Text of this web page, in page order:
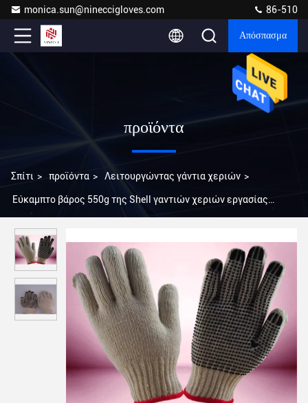
monica.sun@nineccigloves.com 86-510
Απόσπασμα
προϊόντα
Σπίτι > προϊόντα > Λειτουργώντας γάντια χεριών >
Εύκαμπτο βάρος 550g της Shell γαντιών χεριών εργασίας